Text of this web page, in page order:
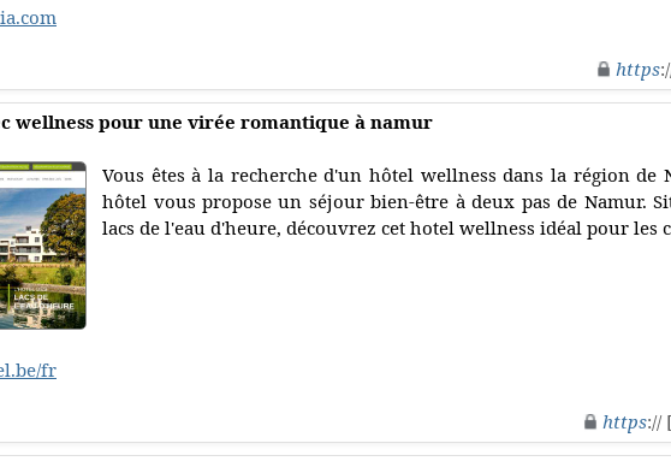
https
wellness pour une virée romantique à namur
Vous êtes à la recherche d'un hôtel wellness dans la région de
hôtel vous propose un séjour bien-être à deux pas de Namur.
lacs de l'eau d'heure, découvrez cet hotel wellness idéal pour les
fr
https://